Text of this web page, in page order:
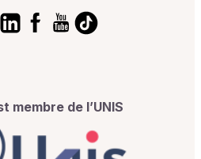
membre de l’UNIS